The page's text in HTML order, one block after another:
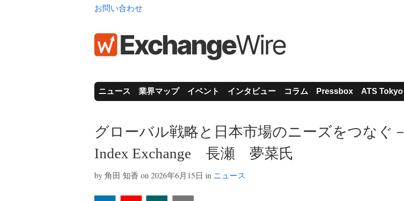
お問い合わせ
ニュース 業界マップ イベント インタビュー コラム Pressbox ATS Tokyo
グローバル戦略と日本市場のニーズをつなぐ－
Index Exchange 長瀬 夢菜氏
by角田 知香 on 2026年6月15日 in ニュース